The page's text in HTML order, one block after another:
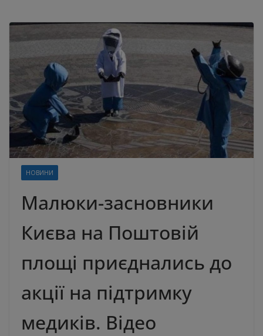
НОВИНИ
Малюки-засновники
Києва на Поштовій
площі приєднались до
акції на підтримку
медиків. Відео